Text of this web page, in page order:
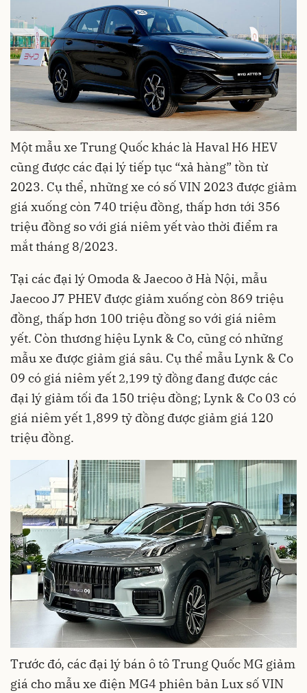
Một mẫu xe Trung Quốc khác là Haval H6 HEV
cũng được các đại lý tiếp tục “xả hàng” tồn từ
2023. Cụ thể, những xe có số VIN 2023 được giảm
giá xuống còn 740 triệu đồng, thấp hơn tới 356
triệu đồng so với giá niêm yết vào thời điểm ra
mắt tháng 8/2023.
Tại các đại lý Omoda & Jaecoo ở Hà Nội, mẫu
Jaecoo J7 PHEV được giảm xuống còn 869 triệu
đồng, thấp hơn 100 triệu đồng so với giá niêm
yết. Còn thương hiệu Lynk & Co, cũng có những
mẫu xe được giảm giá sâu. Cụ thể mẫu Lynk & Co
09 có giá niêm yết 2,199 tỷ đồng đang được các
đại lý giảm tối đa 150 triệu đồng; Lynk & Co 03 có
giá niêm yết 1,899 tỷ đồng được giảm giá 120
triệu đồng.
Trước đó, các đại lý bán ô tô Trung Quốc MG giảm
giá cho mẫu xe điện MG4 phiên bản Lux số VIN